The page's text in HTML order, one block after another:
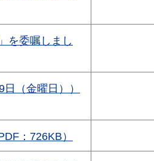
を委嘱しまし
（金曜日））
：726KB）